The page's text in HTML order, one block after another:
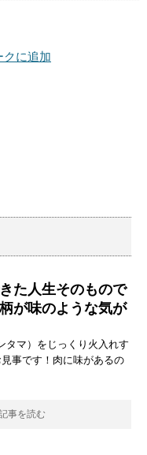
た人生そのもので
が味のような気が
タマ）をじっくり火入れす
事です！肉に味があるの
事を読む